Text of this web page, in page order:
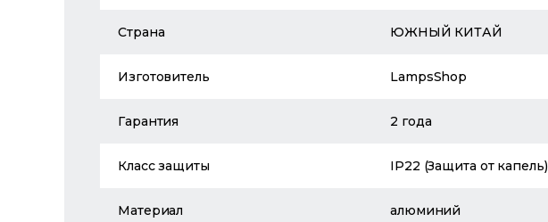
Страна ЮЖНЫЙ КИТАЙ
Изготовитель LampsShop
Гарантия 2 года
Класс защиты IP22 (Защита от капель)
Материал алюминий